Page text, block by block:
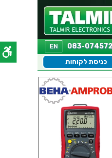
EN
כניסת לקוחות